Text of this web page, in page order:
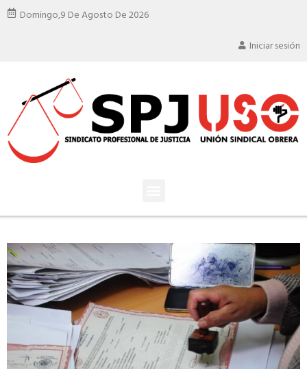
Domingo,9 De Agosto De 2026
Iniciar sesión